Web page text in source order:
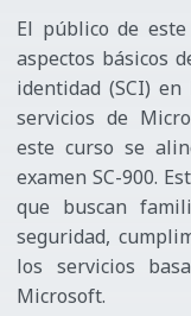
El público de
aspectos básicos
identidad (SCI)
servicios de
este curso se
examen SC-900.
que buscan
seguridad,
los servicios
Microsoft.